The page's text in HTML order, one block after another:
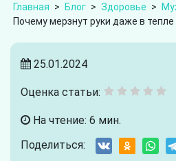
Главная > Блог > Здоровье >
Почему мерзнут руки даже в
25.01.2024
Оценка статьи:
На чтение: 6 мин.
Поделиться: